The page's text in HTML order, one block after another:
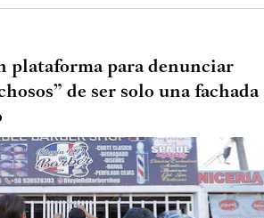
plataforma para denunciar
de ser solo una fachada